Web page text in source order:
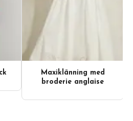
Maxiklänning med
broderie anglaise